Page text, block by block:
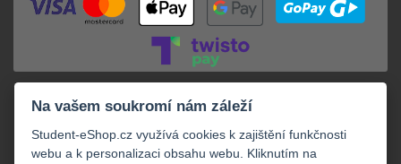
Na vašem soukromí nám záleží
Student-eShop.cz využívá cookies k zajištění funkčnosti
webu a k personalizaci obsahu webu. Kliknutím na